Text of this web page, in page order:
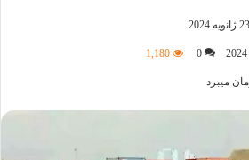
23 ژانویه 2024
0
1,180